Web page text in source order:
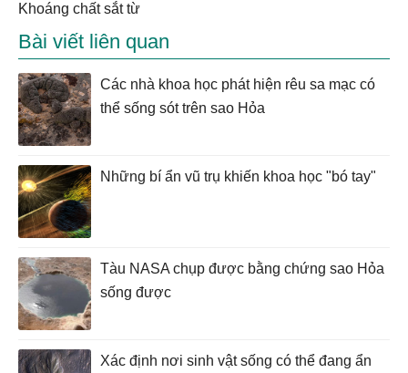
khoáng chất sắt từ
Bài viết liên quan
Các nhà khoa học phát hiện rêu sa mạc có
thể sống sót trên sao Hỏa
Những bí ẩn vũ trụ khiến khoa học "bó tay"
Tàu NASA chụp được bằng chứng sao Hỏa
sống được
Xác định nơi sinh vật sống có thể đang ẩn